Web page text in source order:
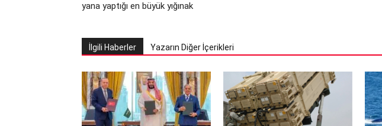
yana yaptığı en büyük yığınak
İlgili Haberler Yazarın Diğer İçerikleri